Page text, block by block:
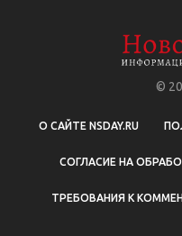
©
О САЙТЕ NSDAY.RU
СОГЛАСИЕ НА
ТРЕБОВАНИЯ К